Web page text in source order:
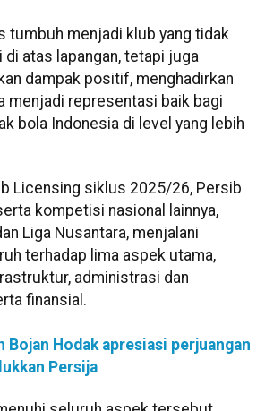
tumbuh menjadi klub yang tidak
di atas lapangan, tetapi juga
dampak positif, menghadirkan
menjadi representasi baik bagi
bola Indonesia di level yang lebih
Licensing siklus 2025/26, Persib
kompetisi nasional lainnya,
Liga Nusantara, menjalani
terhadap lima aspek utama,
administrasi dan
finansial.
Bojan Hodak apresiasi perjuangan
Persija